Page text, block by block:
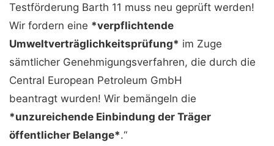
Testförderung Barth 11 muss neu geprüft werden!
Wir fordern eine *verpflichtende
Umweltverträglichkeitsprüfung* im Zuge
sämtlicher Genehmigungsverfahren, die durch die
Central European Petroleum GmbH
beantragt wurden! Wir bemängeln die
*unzureichende Einbindung der Träger
öffentlicher Belange*.“